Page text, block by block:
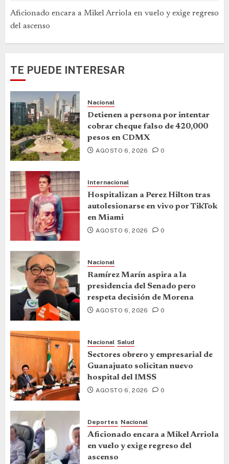
Aficionado encara a Mikel Arriola en vuelo y exige regreso
del ascenso
TE PUEDE INTERESAR
Nacional
Detienen a persona por intentar
cobrar cheque falso de 420,000
pesos en CDMX
AGOSTO 6, 2026 0
Internacional
Hospitalizan a Perez Hilton tras
autolesionarse en vivo por TikTok
en Miami
AGOSTO 6, 2026 0
Nacional
Ramírez Marín aspira a la
presidencia del Senado pero
respeta decisión de Morena
AGOSTO 6, 2026 0
Nacional Salud
Sectores obrero y empresarial de
Guanajuato solicitan nuevo
hospital del IMSS
AGOSTO 6, 2026 0
Deportes Nacional
Aficionado encara a Mikel Arriola
en vuelo y exige regreso del
ascenso